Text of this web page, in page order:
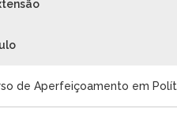
de Aperfeiçoamento em